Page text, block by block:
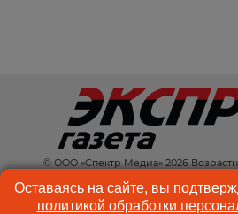
© ООО «Спектр Медиа» 2026
КОНТАКТЫ
Оставаясь на сайте, вы
политикой обработки